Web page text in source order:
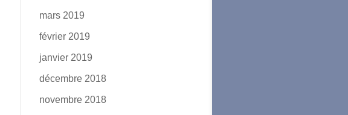
mars 2019
février 2019
janvier 2019
décembre 2018
novembre 2018